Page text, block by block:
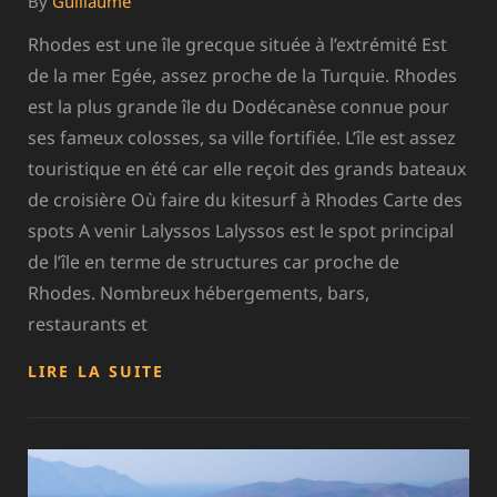
Rhodes est une île grecque située à l’extrémité Est
de la mer Egée, assez proche de la Turquie. Rhodes
est la plus grande île du Dodécanèse connue pour
ses fameux colosses, sa ville fortifiée. L’île est assez
touristique en été car elle reçoit des grands bateaux
de croisière Où faire du kitesurf à Rhodes Carte des
spots A venir Lalyssos Lalyssos est le spot principal
de l’île en terme de structures car proche de
Rhodes. Nombreux hébergements, bars,
restaurants et
LIRE LA SUITE